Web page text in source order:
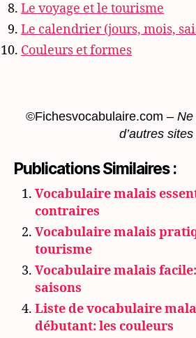
Le voyage et le tourisme
Le calendrier (jours, mois,
Couleurs et formes
©Fichesvocabulaire.com – Ne
d’autres sites
Publications Similaires :
Vocabulaire malais
contraires
Vocabulaire malais
tourisme
Vocabulaire malais
saisons
Liste de vocabulaire
débutant: les couleurs